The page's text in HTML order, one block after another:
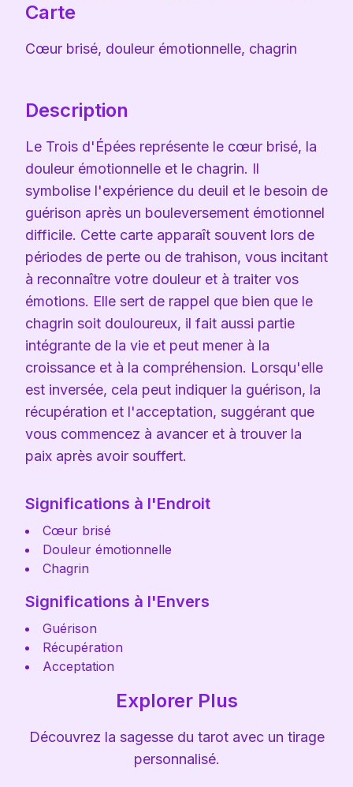
Carte
Cœur brisé, douleur émotionnelle, chagrin
Description
Le Trois d'Épées représente le cœur brisé, la
douleur émotionnelle et le chagrin. Il
symbolise l'expérience du deuil et le besoin de
guérison après un bouleversement émotionnel
difficile. Cette carte apparaît souvent lors de
périodes de perte ou de trahison, vous incitant
à reconnaître votre douleur et à traiter vos
émotions. Elle sert de rappel que bien que le
chagrin soit douloureux, il fait aussi partie
intégrante de la vie et peut mener à la
croissance et à la compréhension. Lorsqu'elle
est inversée, cela peut indiquer la guérison, la
récupération et l'acceptation, suggérant que
vous commencez à avancer et à trouver la
paix après avoir souffert.
Significations à l'Endroit
Cœur brisé
Douleur émotionnelle
Chagrin
Significations à l'Envers
Guérison
Récupération
Acceptation
Explorer Plus
Découvrez la sagesse du tarot avec un tirage
personnalisé.